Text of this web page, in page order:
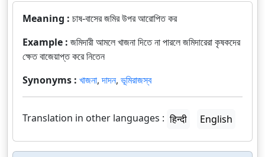
Meaning : চাষ-বাসের জমির উপর আরোপিত কর
Example : জমিদারী আমলে খাজনা দিতে না পারলে জমিদারেরা কৃষকদের
ক্ষেত বাজেয়াপ্ত করে নিতেন
Synonyms : খাজনা,দাদন, ভূমিরাজস্ব
Translation in other languages : हिन्दी English